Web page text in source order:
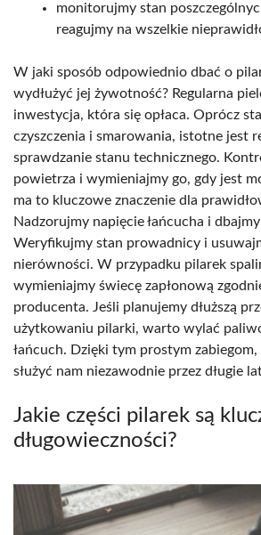
monitorujmy stan
reagujmy na wszelkie
W jaki sposób odpowiednio dbać o
wydłużyć jej żywotność? Regularna
inwestycja, która się opłaca. Oprócz
czyszczenia i smarowania, istotne jest
sprawdzanie stanu technicznego.
powietrza i wymieniajmy go, gdy jest
ma to kluczowe znaczenie dla
Nadzorujmy napięcie łańcucha i
Weryfikujmy stan prowadnicy i
nierówności. W przypadku pilarek
wymieniajmy świecę zapłonową
producenta. Jeśli planujemy dłuższą
użytkowaniu pilarki, warto wylać
łańcuch. Dzięki tym prostym
służyć nam niezawodnie przez długie
Jakie części pilarek są
długowieczności?